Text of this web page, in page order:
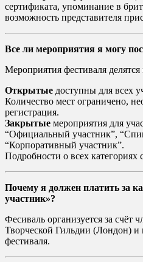
сертификата, упоминание в
возможность представителя
Все ли мероприятия я могу
Мероприятия фестиваля делятся
Открытые доступны для всех
Количество мест ограничено,
регистрация.
Закрытые мероприятия для
“Официальный участник”,
“Корпоративный участник”.
Подробности о всех категориях
Почему я должен платить за
участник»?
Фесиваль организуется за счёт
Творческой Гильдии (Лондон) и
фестиваля.